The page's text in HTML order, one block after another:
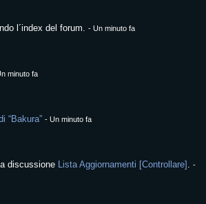
l´index del forum. - Un minuto fa
minuto fa
“Bakura” - Un minuto fa
discussione Lista Aggiornamenti [Controllare] . -